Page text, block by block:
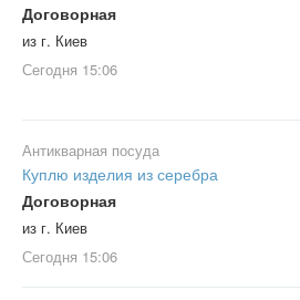
Договорная
из г. Киев
Сегодня 15:06
Антикварная посуда
Куплю изделия из серебра
Договорная
из г. Киев
Сегодня 15:06